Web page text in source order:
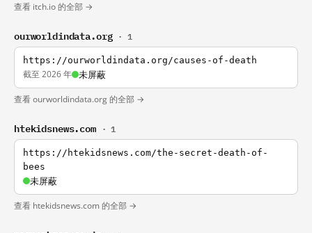
查看 itch.io 的全部 →
ourworldindata.org · 1
https://ourworldindata.org/causes-of-death
截至 2026 年 未屏蔽
查看 ourworldindata.org 的全部 →
htekidsnews.com · 1
https://htekidsnews.com/the-secret-death-of-
bees
未屏蔽
查看 htekidsnews.com 的全部 →